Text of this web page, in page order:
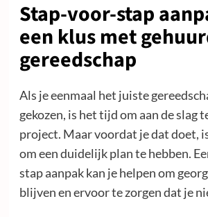
Stap-voor-stap
een klus met
gereedschap
Als je eenmaal het juiste
gekozen, is het tijd om aan de slag
project. Maar voordat je dat doet,
om een duidelijk plan te hebben.
stap aanpak kan je helpen om
blijven en ervoor te zorgen dat je